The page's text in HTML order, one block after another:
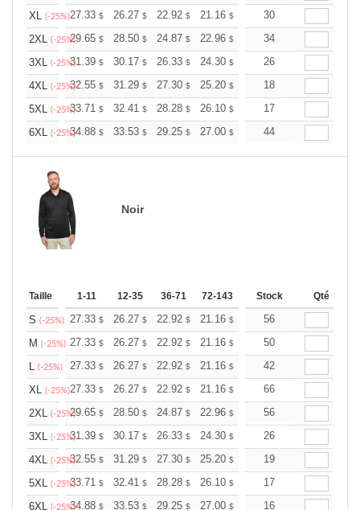
XL (-25%)27.33 $ 26.27 $ 22.92 $ 21.16 $ 20.10$
30
2XL (-25%)29.65 $ 28.50 $ 24.87 $ 22.96 $ 21.81$
34
3XL (-25%)31.39 $ 30.17 $ 26.33 $ 24.30 $ 23.08$
26
4XL (-25%)32.55 $ 31.29 $ 27.30 $ 25.20 $ 23.94$
18
5XL (-25%)33.71 $ 32.41 $ 28.28 $ 26.10 $ 24.80$
17
6XL (-25%)34.88 $ 33.53 $ 29.25 $ 27.00 $ 25.65$
44
Noir
Taille 1-11 12-35 36-71 72-143 144-287 288 +
Stock Qté
S (-25%) 27.33 $ 26.27 $ 22.92 $ 21.16 $ 20.10$
56
M (-25%) 27.33 $ 26.27 $ 22.92 $ 21.16 $ 20.10$
50
L (-25%) 27.33 $ 26.27 $ 22.92 $ 21.16 $ 20.10$
42
XL (-25%)27.33 $ 26.27 $ 22.92 $ 21.16 $ 20.10$
66
2XL (-25%)29.65 $ 28.50 $ 24.87 $ 22.96 $ 21.81$
56
3XL (-25%)31.39 $ 30.17 $ 26.33 $ 24.30 $ 23.08$
26
4XL (-25%)32.55 $ 31.29 $ 27.30 $ 25.20 $ 23.94$
19
5XL (-25%)33.71 $ 32.41 $ 28.28 $ 26.10 $ 24.80$
17
6XL (-25%)34.88 $ 33.53 $ 29.25 $ 27.00 $ 25.65$
16